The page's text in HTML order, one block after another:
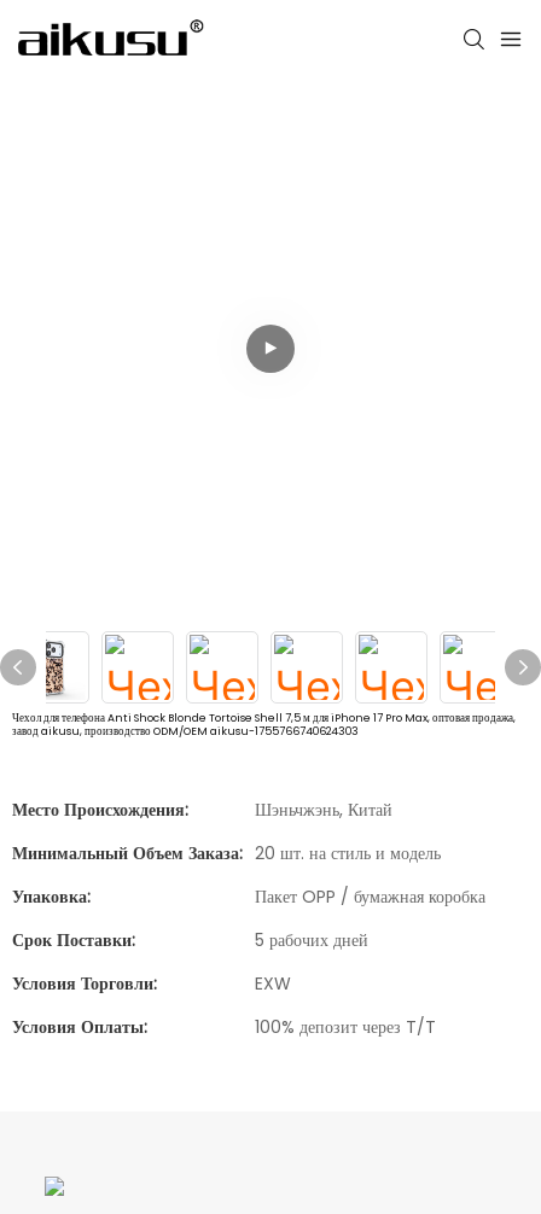
Чехол для телефона Anti Shock Blonde Tortoise Shell 7,5 м для iPhone 17 Pro Max, оптовая продажа,
завод aikusu, производство ODM/OEM aikusu-1755766740624303
Место Происхождения:
Шэньчжэнь, Китай
Минимальный Объем Заказа: 20 шт. на стиль и модель
Упаковка:
Пакет OPP / бумажная коробка
Срок Поставки:
5 рабочих дней
Условия Торговли:
EXW
Условия Оплаты:
100% депозит через T/T